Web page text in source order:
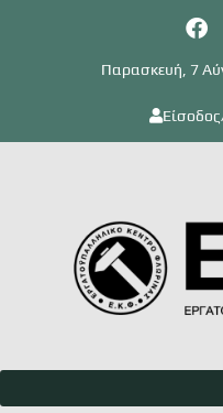
Παρασκευή, 7